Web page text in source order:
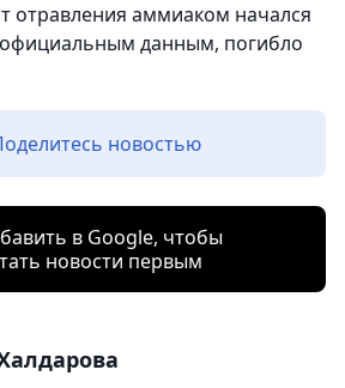
отравления аммиаком начался
данным, погибло
новостью
в Google, чтобы
новости первым